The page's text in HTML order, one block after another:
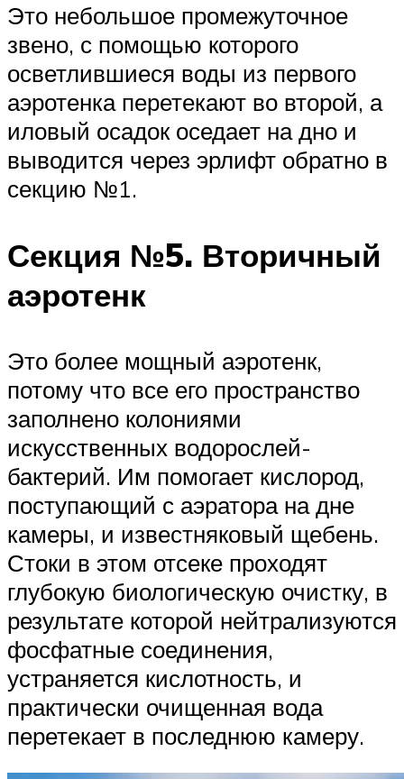
Это небольшое промежуточное
звено, с помощью которого
осветлившиеся воды из первого
аэротенка перетекают во второй, а
иловый осадок оседает на дно и
выводится через эрлифт обратно в
секцию №1.
Секция №5. Вторичный
аэротенк
Это более мощный аэротенк,
потому что все его пространство
заполнено колониями
искусственных водорослей-
бактерий. Им помогает кислород,
поступающий с аэратора на дне
камеры, и известняковый щебень.
Стоки в этом отсеке проходят
глубокую биологическую очистку, в
результате которой нейтрализуются
фосфатные соединения,
устраняется кислотность, и
практически очищенная вода
перетекает в последнюю камеру.